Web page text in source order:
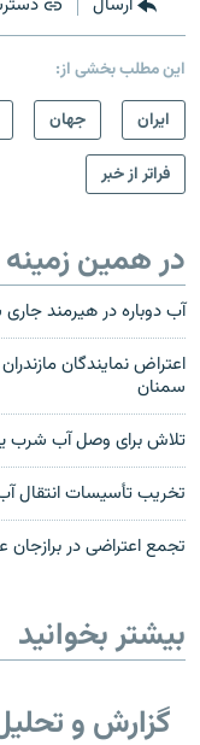
این مطلب بخشی از:
ايران
جهان
فراتر از خبر
در همین زمینه
آب دوباره در هیرمند
اعتراض نمایندگان
سمنان
تلاش برای وصل آب شرب
تخریب تأسیسات انتقال
تجمع اعتراضی در
بیشتر بخوانید
گزارش و